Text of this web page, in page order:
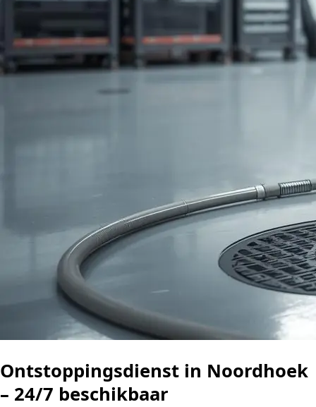
Ontstoppingsdienst in Noordhoek
– 24/7 beschikbaar